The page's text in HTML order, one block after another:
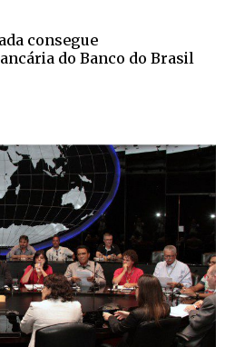
consegue
do Banco do Brasil